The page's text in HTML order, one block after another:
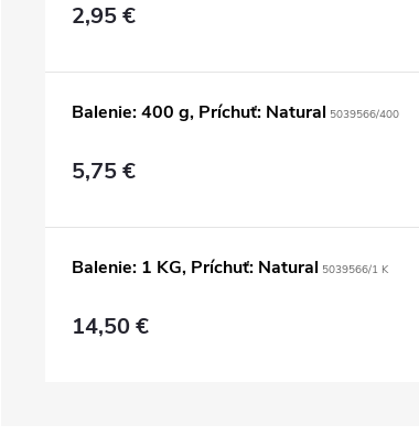
2,95 €
Balenie: 400 g, Príchuť: Natural 5039566/400
5,75 €
Balenie: 1 KG, Príchuť: Natural 5039566/1 K
14,50 €